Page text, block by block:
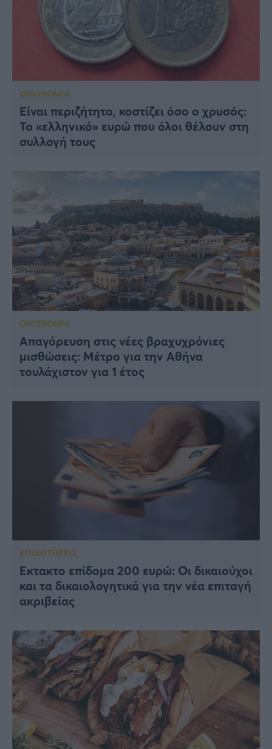
ΟΙΚΟΝΟΜΙΑ
Είναι περιζήτητο, κοστίζει όσο ο χρυσός:
To «ελληνικό» ευρώ που όλοι θέλουν στη
συλλογή τους
ΟΙΚΟΝΟΜΙΑ
Απαγόρευση στις νέες βραχυχρόνιες
μισθώσεις: Mέτρο για την Αθήνα
τουλάχιστον για 1 έτος
ΕΠΙΔΟΤΗΣΕΙΣ
Έκτακτο επίδομα 200 ευρώ: Οι δικαιούχοι
και τα δικαιολογητικά για την νέα επιταγή
ακριβείας